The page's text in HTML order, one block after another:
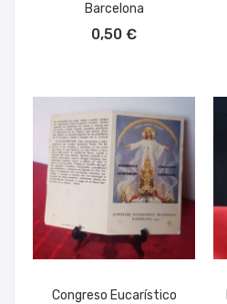
Barcelona
0,50 €
Congreso Eucarístico